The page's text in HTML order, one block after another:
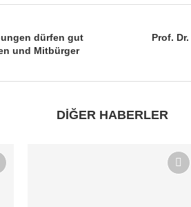
dürfen gut
und Mitbürger
Prof.
DİĞER HABERLER